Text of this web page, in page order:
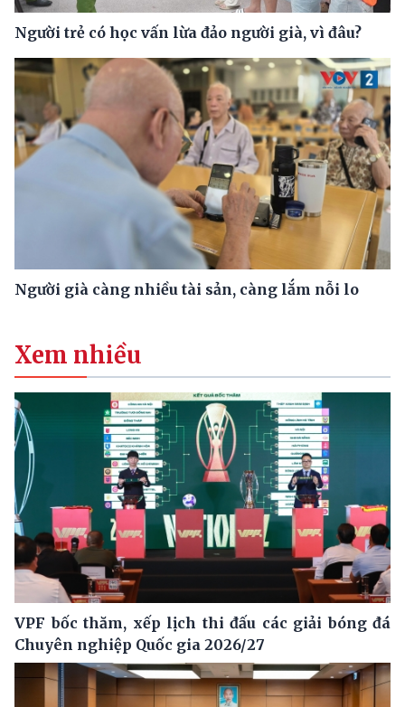
Người trẻ có học vấn lừa đảo người già, vì đâu?
Người già càng nhiều tài sản, càng lắm nỗi lo
Xem nhiều
VPF bốc thăm, xếp lịch thi đấu các giải bóng đá
Chuyên nghiệp Quốc gia 2026/27